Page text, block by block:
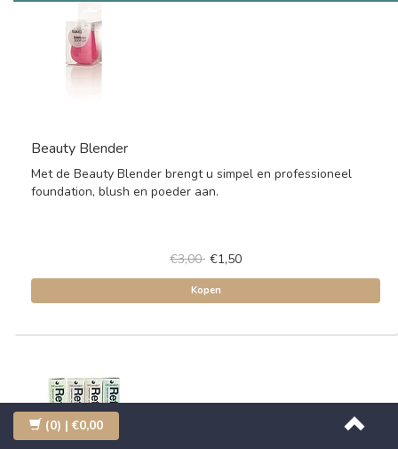
Beauty Blender
Met de Beauty Blender brengt u simpel en professioneel
foundation, blush en poeder aan.
€3,00 €1,50
Kopen
(0) | €0,00